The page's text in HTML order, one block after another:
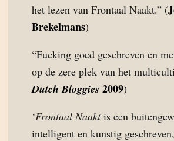
het lezen van Frontaal Naakt.” (
Brekelmans)
“Fucking goed geschreven en
op de zere plek van het
Dutch Bloggies 2009)
‘Frontaal Naaktis een
intelligent en kunstig